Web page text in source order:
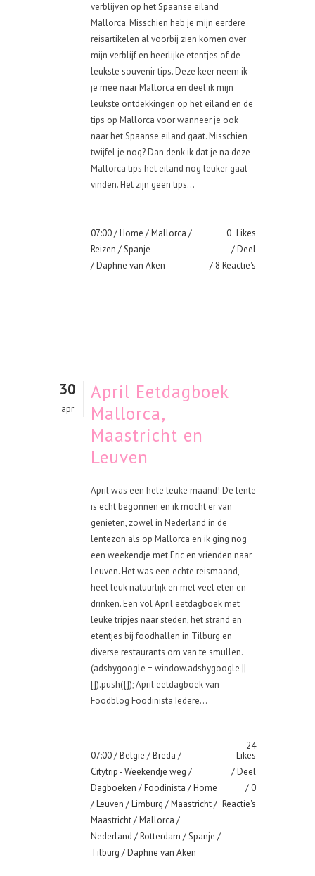
verblijven op het Spaanse eiland
Mallorca. Misschien heb je mijn eerdere
reisartikelen al voorbij zien komen over
mijn verblijf en heerlijke etentjes of de
leukste souvenir tips. Deze keer neem ik
je mee naar Mallorca en deel ik mijn
leukste ontdekkingen op het eiland en de
tips op Mallorca voor wanneer je ook
naar het Spaanse eiland gaat. Misschien
twijfel je nog? Dan denk ik dat je na deze
Mallorca tips het eiland nog leuker gaat
vinden. Het zijn geen tips...
07:00 /Home /Mallorca /
Reizen /Spanje
/ Daphne van Aken
0 Likes
Deel
8 Reactie's
30
apr
April Eetdagboek
Mallorca,
Maastricht en
Leuven
April was een hele leuke maand! De lente
is echt begonnen en ik mocht er van
genieten, zowel in Nederland in de
lentezon als op Mallorca en ik ging nog
een weekendje met Eric en vrienden naar
Leuven. Het was een echte reismaand,
heel leuk natuurlijk en met veel eten en
drinken. Een vol April eetdagboek met
leuke tripjes naar steden, het strand en
etentjes bij foodhallen in Tilburg en
diverse restaurants om van te smullen.
(adsbygoogle = window.adsbygoogle ||
[]).push({}); April eetdagboek van
Foodblog Foodinista Iedere...
07:00 /België /Breda /
Citytrip - Weekendje weg /
Dagboeken /Foodinista /Home
/Leuven /Limburg /Maastricht/
Maastricht/Mallorca /
Nederland /Rotterdam /Spanje /
Tilburg / Daphne van Aken
24
Likes
Deel
0
Reactie's